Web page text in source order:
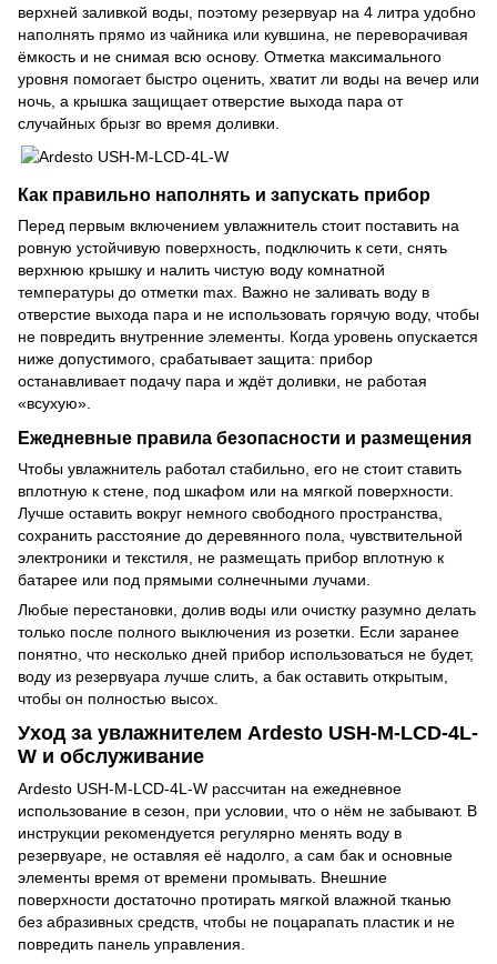
верхней заливкой воды, поэтому резервуар на 4 литра удобно
наполнять прямо из чайника или кувшина, не переворачивая
ёмкость и не снимая всю основу. Отметка максимального
уровня помогает быстро оценить, хватит ли воды на вечер или
ночь, а крышка защищает отверстие выхода пара от
случайных брызг во время доливки.
Как правильно наполнять и запускать прибор
Перед первым включением увлажнитель стоит поставить на
ровную устойчивую поверхность, подключить к сети, снять
верхнюю крышку и налить чистую воду комнатной
температуры до отметки max. Важно не заливать воду в
отверстие выхода пара и не использовать горячую воду, чтобы
не повредить внутренние элементы. Когда уровень опускается
ниже допустимого, срабатывает защита: прибор
останавливает подачу пара и ждёт доливки, не работая
«всухую».
Ежедневные правила безопасности и размещения
Чтобы увлажнитель работал стабильно, его не стоит ставить
вплотную к стене, под шкафом или на мягкой поверхности.
Лучше оставить вокруг немного свободного пространства,
сохранить расстояние до деревянного пола, чувствительной
электроники и текстиля, не размещать прибор вплотную к
батарее или под прямыми солнечными лучами.
Любые перестановки, долив воды или очистку разумно делать
только после полного выключения из розетки. Если заранее
понятно, что несколько дней прибор использоваться не будет,
воду из резервуара лучше слить, а бак оставить открытым,
чтобы он полностью высох.
Уход за увлажнителем Ardesto USH-M-LCD-4L-
W и обслуживание
Ardesto USH-M-LCD-4L-W рассчитан на ежедневное
использование в сезон, при условии, что о нём не забывают. В
инструкции рекомендуется регулярно менять воду в
резервуаре, не оставляя её надолго, а сам бак и основные
элементы время от времени промывать. Внешние
поверхности достаточно протирать мягкой влажной тканью
без абразивных средств, чтобы не поцарапать пластик и не
повредить панель управления.